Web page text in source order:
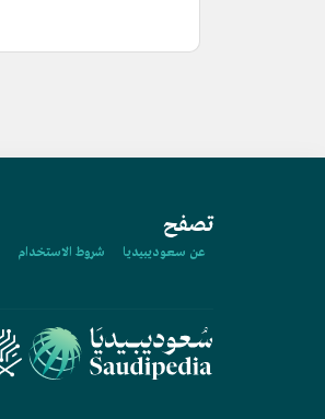
تصفح
عن سعوديبيديا شروط الاستخدام